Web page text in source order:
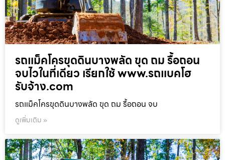
รถแม็คโครขุดดินบางพลัด ขุด ถม รื้อถอน
จบไวในที่เดียว เรียกใช้ www.รถแบคโฮ
รับจ้าง.com
รถแม็คโครขุดดินบางพลัด ขุด ถม รื้อถอน จบ
ดูเพิ่มเติม »